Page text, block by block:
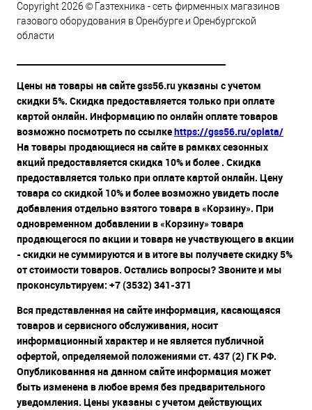
Copyright 2026 © Газтехника - сеть фирменных магазинов
газового оборудования в Оренбурге и Оренбургской
области
Цены на товары на сайте gss56.ru указаны с учетом
скидки 5%. Скидка предоставляется только при оплате
картой онлайн. Информацию по онлайн оплате товаров
возможно посмотреть по ссылкеhttps://gss56.ru/oplata/
На товары продающиеся на сайте в рамках сезонных
акций предоставляется скидка 10% и более . Скидка
предоставляется только при оплате картой онлайн. Цену
товара со скидкой 10% и более возможно увидеть после
добавления отдельно взятого товара в «Корзину». При
одновременном добавлении в «Корзину» товара
продающегося по акции и товара не участвующего в акции
- скидки не суммируются и в итоге вы получаете скидку 5%
от стоимости товаров. Остались вопросы? Звоните и мы
проконсультируем: +7 (3532) 341-371
Вся представленная на сайте информация, касающаяся
товаров и сервисного обслуживания, носит
информационный характер и не является публичной
офертой, определяемой положениями ст. 437 (2) ГК РФ.
Опубликованная на данном сайте информация может
быть изменена в любое время без предварительного
уведомления. Цены указаны с учетом действующих